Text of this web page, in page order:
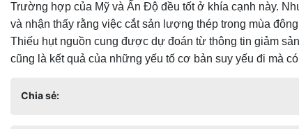
Trường hợp của Mỹ và Ấn Độ đều tốt ở khía cạnh này.
và nhận thấy rằng việc cắt sản lượng thép trong mùa
Thiếu hụt nguồn cung được dự đoán từ thông tin giảm
cũng là kết quả của những yếu tố cơ bản suy yếu đi mà
Chia sẻ: